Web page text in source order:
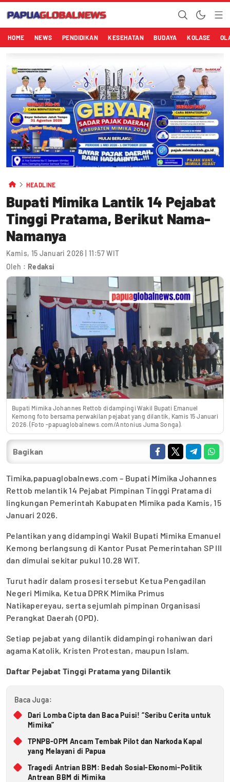
HOME NEWS PENDIDIKAN KESEHATAN BUDAYA KOLASE
HEADLINE
Bupati Mimika Lantik 14 Pejabat
Tinggi Pratama, Berikut Nama-
Namanya
Kamis, 15 Januari 2026 | 11:57 WIT
Oleh : Redaksi
Bupati Mimika Johannes Rettob didampingi Wakil Bupati Emanuel
Kemong foto bersama perwakilan pejabat yang dilantik, Kamis 15 Januari
2026. (Foto -papuaglobalnews.com/Antonius Juma Songa).
Bagikan
Timika,papuaglobalnews.com – Bupati Mimika Johannes
Rettob melantik 14 Pejabat Pimpinan Tinggi Pratama di
lingkungan Pemerintah Kabupaten Mimika pada Kamis, 15
Januari 2026.
Pelantikan yang didampingi Wakil Bupati Mimika Emanuel
Kemong berlangsung di Kantor Pusat Pemerintahan SP III
dan dimulai sekitar pukul 10.28 WIT.
Turut hadir dalam prosesi tersebut Ketua Pengadilan
Negeri Mimika, Ketua DPRK Mimika Primus
Natikapereyau, serta sejumlah pimpinan Organisasi
Perangkat Daerah (OPD).
Setiap pejabat yang dilantik didampingi rohaniwan dari
agama Katolik, Kristen Protestan, maupun Islam.
Daftar Pejabat Tinggi Pratama yang Dilantik
Baca Juga:
Dari Lomba Cipta dan Baca Puisi! “Seribu Cerita untuk
Mimika”
TPNPB-OPM Ancam Tembak Pilot dan Narkoda Kapal
yang Melayani di Papua
Tragedi Antrian BBM: Bedah Sosial-Ekonomi-Politik
Antrean BBM di Mimika